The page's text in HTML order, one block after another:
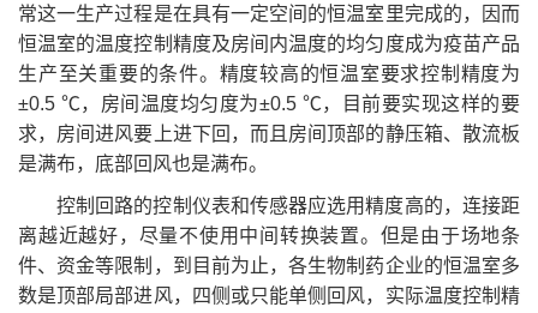
常这一生产过程是在具有一定空间的恒温室里完成的，因而
恒温室的温度控制精度及房间内温度的均匀度成为疫苗产品
生产至关重要的条件。精度较高的恒温室要求控制精度为
±0.5 ℃，房间温度均匀度为±0.5 ℃，目前要实现这样的要
求，房间进风要上进下回，而且房间顶部的静压箱、散流板
是满布，底部回风也是满布。
控制回路的控制仪表和传感器应选用精度高的，连接距
离越近越好，尽量不使用中间转换装置。但是由于场地条
件、资金等限制，到目前为止，各生物制药企业的恒温室多
数是顶部局部进风，四侧或只能单侧回风，实际温度控制精